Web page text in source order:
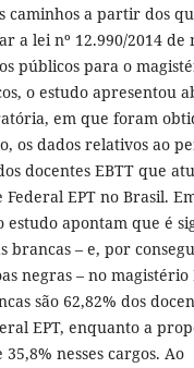
caminhos a partir dos
a lei nº 12.990/2014 de
públicos para o
o estudo apresentou
em que foram
os dados relativos ao
docentes EBTT que
EPT no Brasil.
estudo apontam que é
brancas – e, por
negras – no magistério
são 62,82% dos
EPT, enquanto a
nesses cargos. Ao